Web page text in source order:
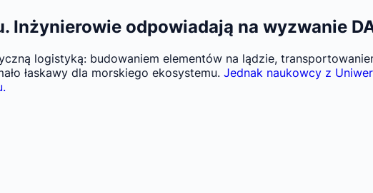
Inżynierowie odpowiadają na wyzwanie
logistyką: budowaniem elementów na lądzie,
łaskawy dla morskiego ekosystemu. Jednak naukowcy z